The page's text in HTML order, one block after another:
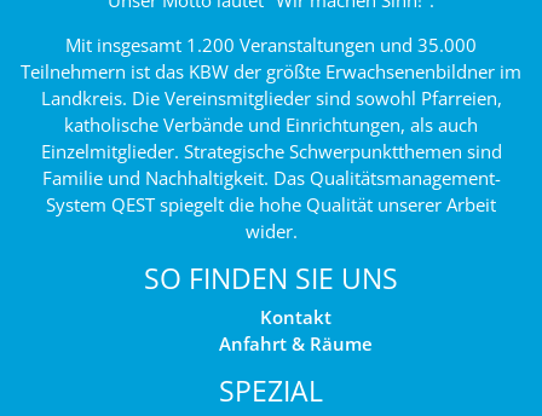
Mit insgesamt 1.200 Veranstaltungen und 35.000
Teilnehmern ist das KBW der größte Erwachsenenbildner im
Landkreis. Die Vereinsmitglieder sind sowohl Pfarreien,
katholische Verbände und Einrichtungen, als auch
Einzelmitglieder. Strategische Schwerpunktthemen sind
Familie und Nachhaltigkeit. Das Qualitätsmanagement-
System QEST spiegelt die hohe Qualität unserer Arbeit
wider.
SO FINDEN SIE UNS
Kontakt
Anfahrt & Räume
SPEZIAL